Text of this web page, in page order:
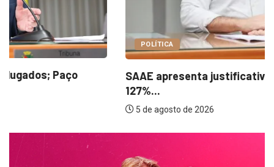
POLÍTICA
SAAE apresenta justificativas para aumento de